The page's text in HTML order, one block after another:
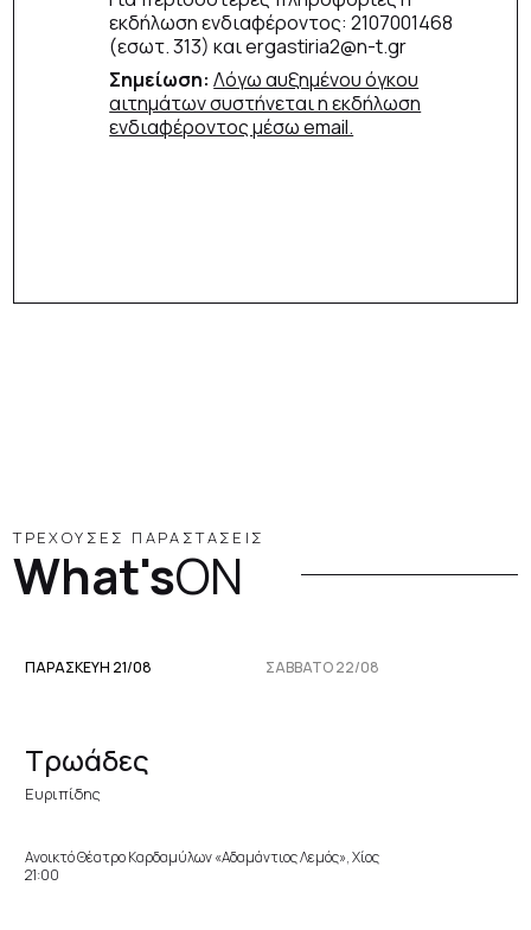
εκδήλωση ενδιαφέροντος: 2107001468
(εσωτ. 313) και ergastiria2@n-t.gr
Σημείωση: Λόγω αυξημένου όγκου
αιτημάτων συστήνεται η εκδήλωση
ενδιαφέροντος μέσω email.
ΤΡΕΧΟΥΣΕΣ ΠΑΡΑΣΤΑΣΕΙΣ
What'sON
ΠΑΡΑΣΚΕΥΉ 21/08 ΣΆΒΒΑΤΟ 22/08
Τρωάδες
Ευριπίδης
Ανοικτό Θέατρο Καρδαμύλων «Αδαμάντιος Λεμός», Χίος
21:00